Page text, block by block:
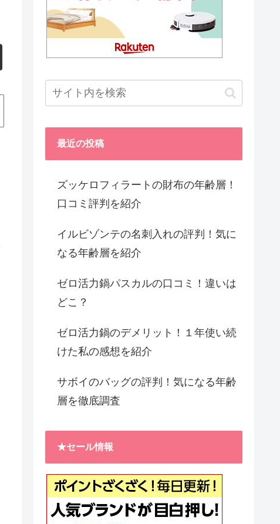
最近の投稿
ズッケロフィラートの財布の年齢層！
口コミ評判を紹介
イルビゾンテの名刺入れの評判！気に
なる年齢層を紹介
ゼロ活力鍋パスカルの口コミ！違いは
どこ？
ゼロ活力鍋のデメリット！１年使い続
けた私の感想を紹介
サボイのバッグの評判！気になる年齢
層を徹底調査
★セール情報